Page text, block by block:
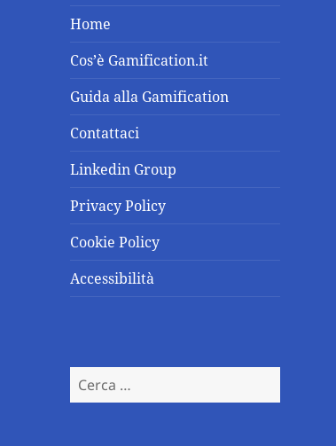
Home
Cos’è Gamification.it
Guida alla Gamification
Contattaci
Linkedin Group
Privacy Policy
Cookie Policy
Accessibilità
Ricerca
per: